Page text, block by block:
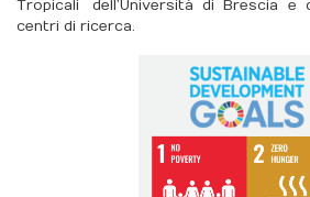
Tropicali dell’Università di Brescia e
centri di ricerca.